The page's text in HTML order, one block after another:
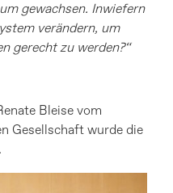
gewachsen. Inwiefern
verändern, um
gerecht zu werden?“
Bleise vom
Gesellschaft wurde die